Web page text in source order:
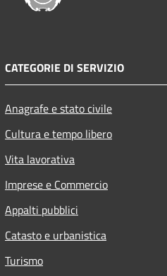
CATEGORIE DI SERVIZIO
Anagrafe e stato civile
Cultura e tempo libero
Vita lavorativa
Imprese e Commercio
Appalti pubblici
Catasto e urbanistica
Turismo